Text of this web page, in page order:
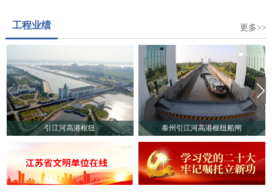
质、岩土工程勘察/设计、污染场地勘察、
土壤污染状况调查、地质灾害危险性评
估、岩土工程监测检测、城镇排水管道探
查与检测、岩石/土壤/地下水及建筑材料
试验、工程咨询、地质勘察技术服务、地
质灾害治理工程勘查、地质灾害评估、地
下水资源调查、堤防隐患探测、穿河管道
精确探测等多项业务。
工程业绩 更多>>
引江河高港枢纽 泰州引江河高港枢纽船闸